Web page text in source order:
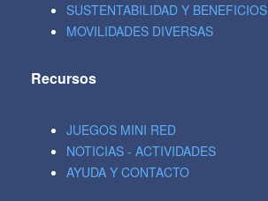
SUSTENTABILIDAD Y BENEFICIOS
MOVILIDADES DIVERSAS
Recursos
JUEGOS MINI RED
NOTICIAS - ACTIVIDADES
AYUDA Y CONTACTO